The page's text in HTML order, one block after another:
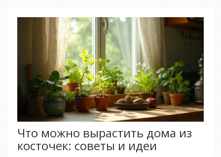
Что можно вырастить дома из
косточек: советы и идеи